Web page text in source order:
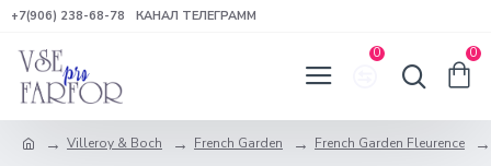
+7(906) 238-68-78 КАНАЛ ТЕЛЕГРАММ
0 0
Villeroy & Boch French Garden French Garden Fleurence